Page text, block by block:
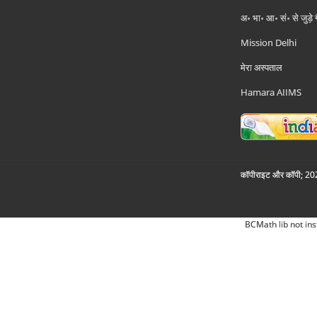
अ॰ भा॰ आ॰ सं॰ से जुड़े
Mission Delhi
मेरा अस्पताल
Hamara AIIMS
कॉपीराइट और कॉपी;
BCMath lib not